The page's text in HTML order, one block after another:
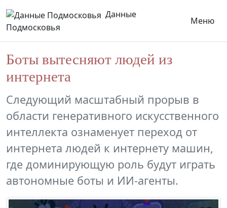
Данные
Подмосковья
Меню
Боты вытесняют людей из
интернета
Следующий масштабный прорыв в
области генеративного искусственного
интеллекта ознаменует переход от
интернета людей к интернету машин,
где доминирующую роль будут играть
автономные боты и ИИ-агенты.